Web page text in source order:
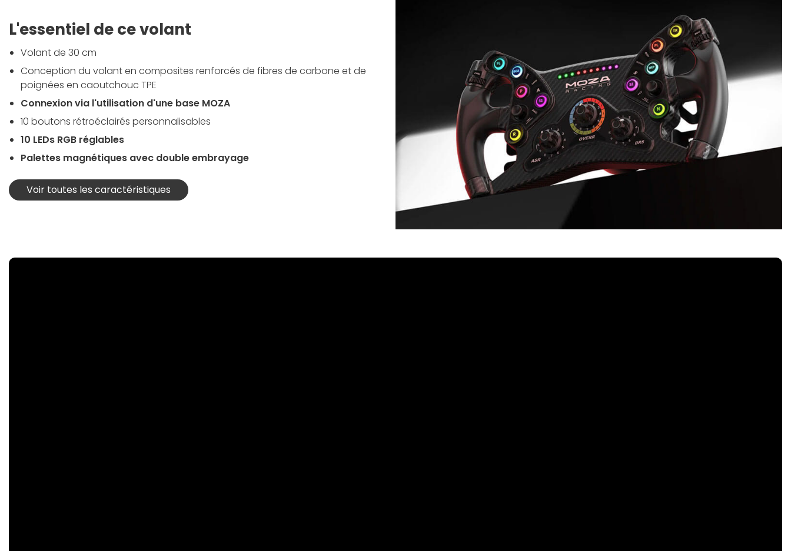
L'essentiel de ce volant
Volant de 30 cm
Conception du volant en composites renforcés de fibres de carbone et de
poignées en caoutchouc TPE
Connexion via l'utilisation d'une base MOZA
10 boutons rétroéclairés personnalisables
10 LEDs RGB réglables
Palettes magnétiques avec double embrayage
Voir toutes les caractéristiques